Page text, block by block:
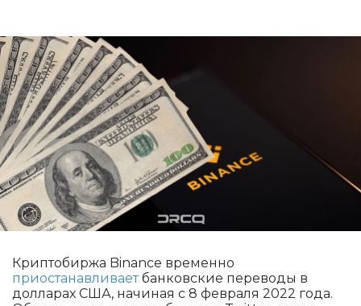
Криптобиржа Binance временно
приостанавливаетбанковские переводы в
долларах США, начиная с 8 февраля 2022 года.